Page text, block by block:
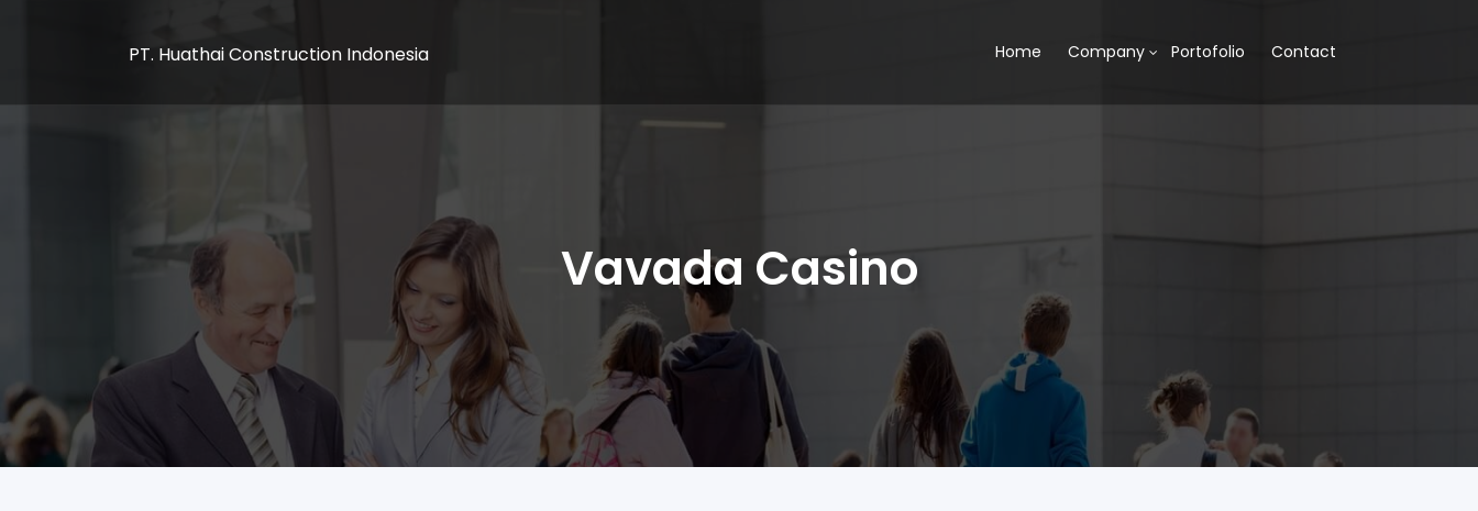
PT. Huathai Construction Indonesia Home Company Portofolio Contact
Vavada Casino